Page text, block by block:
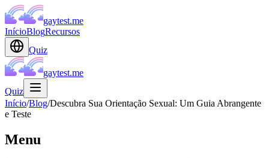
gaytest.me
InícioBlogRecursos
Quiz
gaytest.me
Quiz
Início/Blog/Descubra Sua Orientação Sexual: Um Guia Abrangente
e Teste
Menu